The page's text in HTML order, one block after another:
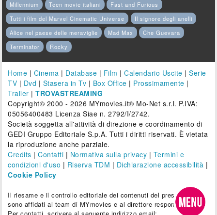
Millennium
Teen movie italiani
Fast and Furious
Tutti i film del Marvel Cinematic Universe
Il signore degli anelli
Alice nel paese delle meraviglie
Mad Max
Che Guevara
Terminator
Rocky
Home | Cinema | Database | Film |Calendario Uscite |Serie
TV | Dvd | Stasera in Tv | Box Office | Prossimamente |
Trailer |TROVASTREAMING
Copyright© 2000 - 2026 MYmovies.it® Mo-Net s.r.l. P.IVA:
05056400483 Licenza Siae n. 2792/I/2742.
Società soggetta all'attività di direzione e coordinamento di
GEDI Gruppo Editoriale S.p.A. Tutti i diritti riservati. È vietata
la riproduzione anche parziale.
Credits |Contatti | Normativa sulla privacy | Termini e
condizioni d'uso | Riserva TDM | Dichiarazione accessibilità |
Cookie Policy
Il riesame e il controllo editoriale dei contenuti del presente sito
sono affidati al team di MYmovies e al direttore responsabile.